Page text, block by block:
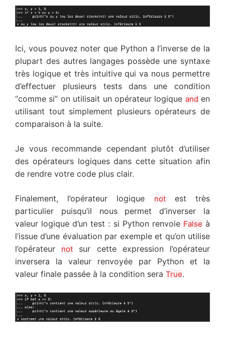
Ici, vous pouvez noter que Python a l’inverse de la
plupart des autres langages possède une syntaxe
très logique et très intuitive qui va nous permettre
d’effectuer plusieurs tests dans une condition
“comme si” on utilisait un opérateur logique and en
utilisant tout simplement plusieurs opérateurs de
comparaison à la suite.
Je vous recommande cependant plutôt d’utiliser
des opérateurs logiques dans cette situation afin
de rendre votre code plus clair.
Finalement, l’opérateur logique notest très
particulier puisqu’il nous permet d’inverser la
valeur logique d’un test : si Python renvoie False à
l’issue d’une évaluation par exemple et qu’on utilise
l’opérateur not sur cette expression l’opérateur
inversera la valeur renvoyée par Python et la
valeur finale passée à la condition sera True.